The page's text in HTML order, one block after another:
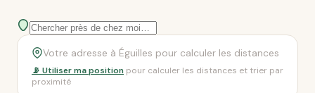
📡 Utiliser ma position pour calculer les distances et trier par
proximité